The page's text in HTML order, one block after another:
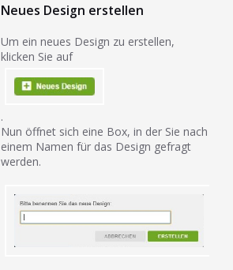
Neues Design erstellen
Um ein neues Design zu erstellen,
klicken Sie auf
.
Nun öffnet sich eine Box, in der Sie nach
einem Namen für das Design gefragt
werden.